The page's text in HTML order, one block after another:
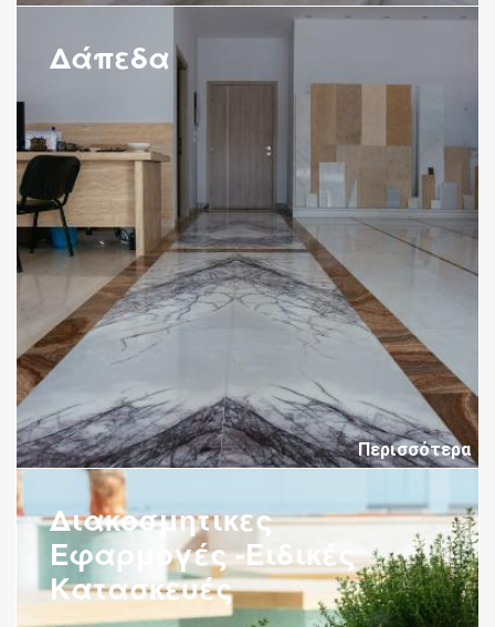
Δάπεδα
Περισσότερα
Διακοσμητικες
Εφαρμογές -Ειδικές
Κατασκευές